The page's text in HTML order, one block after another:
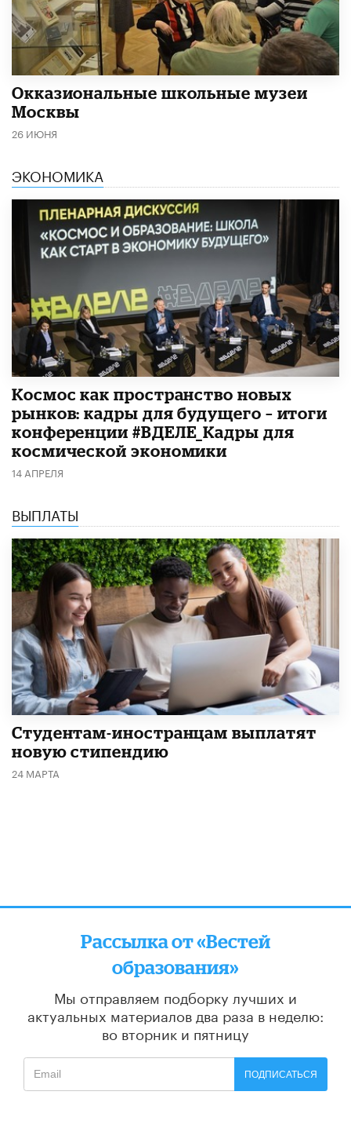
​Окказиональные школьные музеи
Москвы
26 ИЮНЯ
ЭКОНОМИКА
Космос как пространство новых
рынков: кадры для будущего – итоги
конференции #ВДЕЛЕ_Кадры для
космической экономики
14 АПРЕЛЯ
ВЫПЛАТЫ
Студентам-иностранцам выплатят
новую стипендию
24 МАРТА
Рассылка от «Вестей
образования»
Мы отправляем подборку лучших и
актуальных материалов два раза в неделю:
во вторник и пятницу
ПОДПИСАТЬСЯ